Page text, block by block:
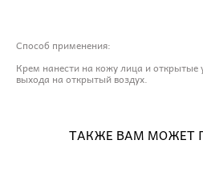
Способ применения:
Крем нанести на кожу лица и открытые
выхода на открытый воздух.
ТАКЖЕ ВАМ МОЖЕТ